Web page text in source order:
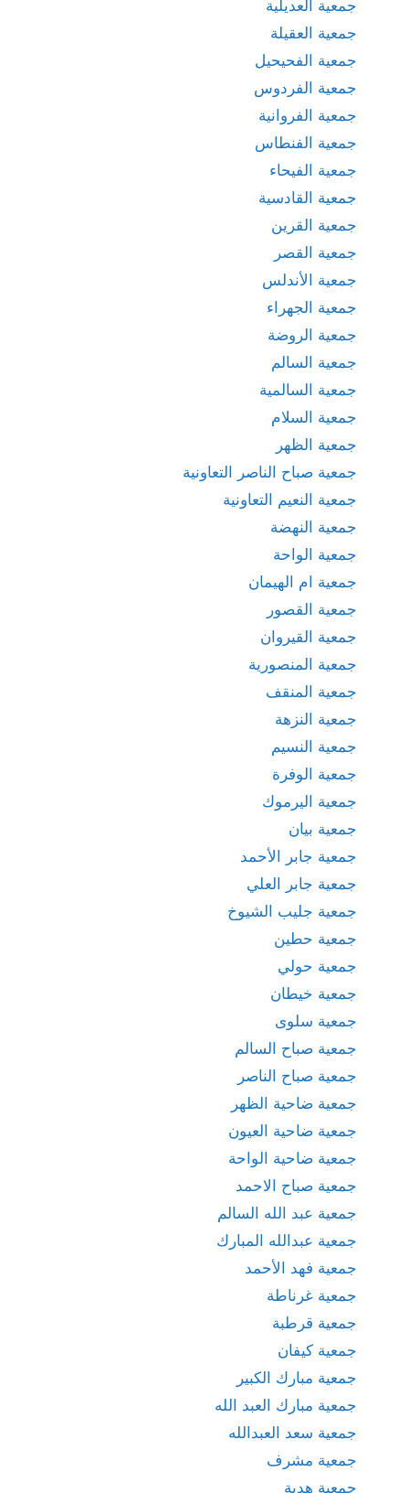
جمعية العديلية
جمعية العقيلة
جمعية الفحيحيل
جمعية الفردوس
جمعية الفروانية
جمعية الفنطاس
جمعية الفيحاء
جمعية القادسية
جمعية القرين
جمعية القصر
جمعية الأندلس
جمعية الجهراء
جمعية الروضة
جمعية السالم
جمعية السالمية
جمعية السلام
جمعية الظهر
جمعية صباح الناصر التعاونية
جمعية النعيم التعاونية
جمعية النهضة
جمعية الواحة
جمعية ام الهيمان
جمعية القصور
جمعية القيروان
جمعية المنصورية
جمعية المنقف
جمعية النزهة
جمعية النسيم
جمعية الوفرة
جمعية اليرموك
جمعية بيان
جمعية جابر الأحمد
جمعية جابر العلي
جمعية جليب الشيوخ
جمعية حطين
جمعية حولي
جمعية خيطان
جمعية سلوى
جمعية صباح السالم
جمعية صباح الناصر
جمعية ضاحية الظهر
جمعية ضاحية العيون
جمعية ضاحية الواحة
جمعية صباح الاحمد
جمعية عبد الله السالم
جمعية عبدالله المبارك
جمعية فهد الأحمد
جمعية غرناطة
جمعية قرطبة
جمعية كيفان
جمعية مبارك الكبير
جمعية مبارك العبد الله
جمعية سعد العبدالله
جمعية مشرف
جمعية هدية